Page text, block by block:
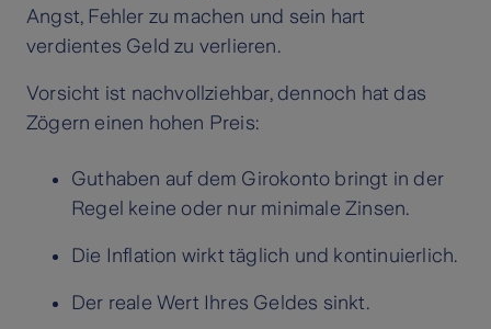
Angst, Fehler zu machen und sein hart
verdientes Geld zu verlieren.
Vorsicht ist nachvollziehbar, dennoch hat das
Zögern einen hohen Preis:
Guthaben auf dem Girokonto bringt in der
Regel keine oder nur minimale Zinsen.
Die Inflation wirkt täglich und kontinuierlich.
Der reale Wert Ihres Geldes sinkt.